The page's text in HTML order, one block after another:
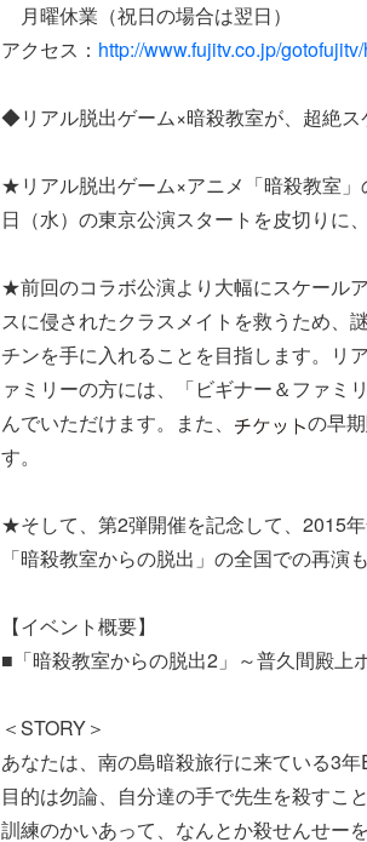
月曜休業（祝日の場合は翌日）
アクセス： http://www.fujitv.co.jp/
◆リアル脱出ゲーム×暗殺教室が、超絶ス
★リアル脱出ゲーム×アニメ「暗殺教室
日（水）の東京公演スタートを皮切りに
★前回のコラボ公演より大幅にスケール
スに侵されたクラスメイトを救うため、
チンを手に入れることを目指します。リ
ァミリーの方には、「ビギナー＆ファミ
んでいただけます。また、
の早
す。
★そして、第2弾開催を記念して、2015
「暗殺教室からの脱出」の全国での再
【イベント概要】
■「暗殺教室からの脱出2」～普久間殿上
＜STORY＞
あなたは、南の島暗殺旅行に来ている3年
目的は勿論、自分達の手で先生を殺すこと
訓練のかいあって、なんとか殺せんせー